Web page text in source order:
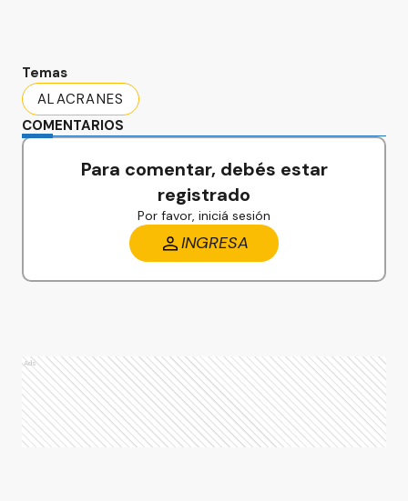
Temas
ALACRANES
COMENTARIOS
Para comentar, debés estar
registrado
Por favor, iniciá sesión
INGRESA
Ads